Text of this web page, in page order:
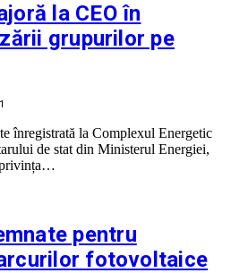
la CEO în
grupurilor pe
1
înregistrată la Complexul Energetic
de stat din Ministerul Energiei,
privința…
pentru
fotovoltaice